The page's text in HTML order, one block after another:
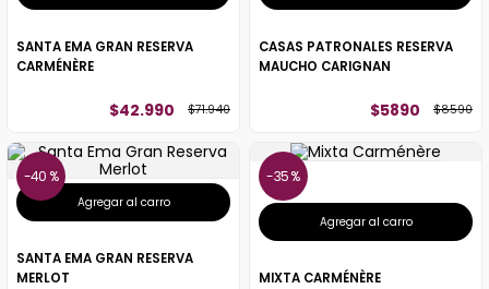
SANTA EMA GRAN RESERVA
CARMÉNÈRE
$42.990 $71.940
CASAS PATRONALES RESERVA
MAUCHO CARIGNAN
$5890 $8590
40 %
Agregar al carro
SANTA EMA GRAN RESERVA
MERLOT
35 %
Agregar al carro
MIXTA CARMÉNÈRE